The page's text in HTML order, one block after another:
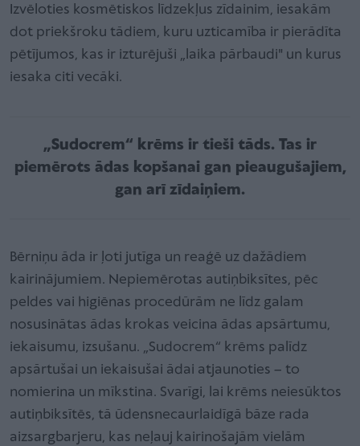
Izvēloties kosmētiskos līdzekļus zīdainim, iesakām
dot priekšroku tādiem, kuru uzticamība ir pierādīta
pētījumos, kas ir izturējuši „laika pārbaudi" un kurus
iesaka citi vecāki.
„Sudocrem“ krēms ir tieši tāds. Tas ir
piemērots ādas kopšanai gan pieaugušajiem,
gan arī zīdaiņiem.
Bērniņu āda ir ļoti jutīga un reaģē uz dažādiem
kairinājumiem. Nepiemērotas autiņbiksītes, pēc
peldes vai higiēnas procedūrām ne līdz galam
nosusinātas ādas krokas veicina ādas apsārtumu,
iekaisumu, izsušanu. „Sudocrem“ krēms palīdz
apsārtušai un iekaisušai ādai atjaunoties – to
nomierina un mīkstina. Svarīgi, lai krēms neiesūktos
autiņbiksītēs, tā ūdensnecaurlaidīgā bāze rada
aizsargbarjeru, kas neļauj kairinošajām vielām